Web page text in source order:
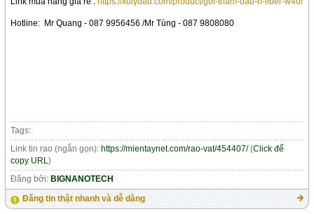
Hotline: Mr Quang - 087 9956456 /Mr Tùng - 087 9808080
Tags:
Link tin rao (ngắn gọn): https://mientaynet.com/rao-vat/454407/(Click để
copy URL)
Đăng bởi: BIGNANOTECH
Đăng tin thật nhanh và dễ dàng